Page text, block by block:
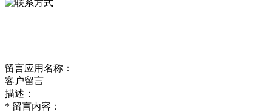
留言应用名称：
客户留言
描述：
* 留言内容：